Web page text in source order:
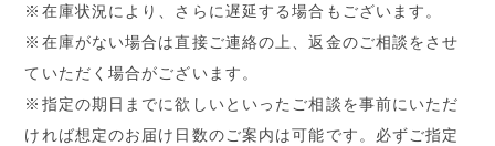
※在庫状況により、さらに遅延する場合もございます。
※在庫がない場合は直接ご連絡の上、返金のご相談をさせ
ていただく場合がございます。
※指定の期日までに欲しいといったご相談を事前にいただ
ければ想定のお届け日数のご案内は可能です。必ずご指定